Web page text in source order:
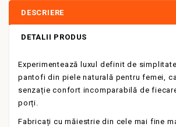
DESCRIERE
DETALII PRODUS
Experimentează luxul definit de
pantofi din piele naturală pentru femei,
senzație confort incomparabilă de
porți.
Fabricați cu măiestrie din cele mai fine